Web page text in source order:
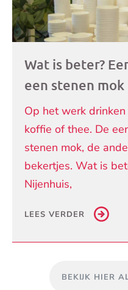
Wat is beter?
een stenen mok
Op het werk
koffie of thee. De
stenen mok, de
bekertjes. Wat is
Nijenhuis,
LEES VERDER
BEKIJK HIER